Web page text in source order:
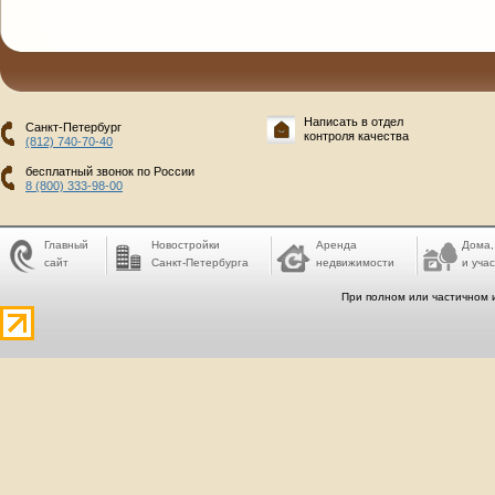
Санкт-Петербург
(812) 740-70-40
бесплатный звонок по России
8 (800) 333-98-00
Написать в отдел
контроля качества
Главный
сайт
Новостройки
Санкт-Петербурга
Аренда
недвижимости
Дома,
и
При полном или частичном